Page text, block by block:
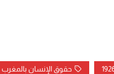
حقوق الإنسان بالمغرب